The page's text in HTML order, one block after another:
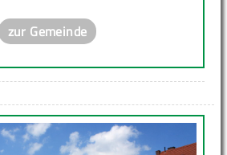
zur Gemeinde